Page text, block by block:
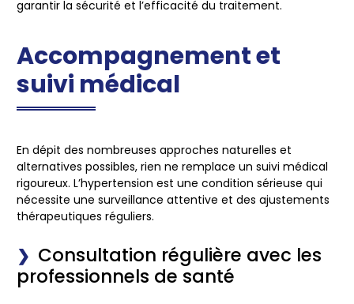
garantir la sécurité et l’efficacité du traitement.
Accompagnement et
suivi médical
En dépit des nombreuses approches naturelles et
alternatives possibles, rien ne remplace un suivi médical
rigoureux. L’hypertension est une condition sérieuse qui
nécessite une surveillance attentive et des ajustements
thérapeutiques réguliers.
Consultation régulière avec les
professionnels de santé